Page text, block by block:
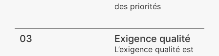
des priorités
03 Exigence qualité​
L’exigence qualité est